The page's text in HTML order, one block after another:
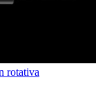
rotativa